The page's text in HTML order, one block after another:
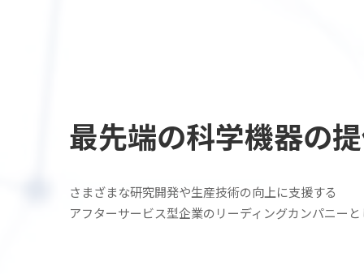
最先端の科学機器の
さまざまな研究開発や生産技術の向上に支援する
アフターサービス型企業の リーディングカンパニー